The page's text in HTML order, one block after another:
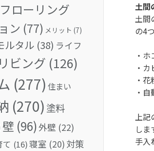
土間
土間
の4
・ホ
・カ
・花
・
上記
し
手入
フローリング
ン (77) メリット (7)
ルタル (38) ライフ
リビング (126)
(277) 住まい
(270) 塗料
壁 (96)外壁 (22)
て (16)寝室 (20) 対策